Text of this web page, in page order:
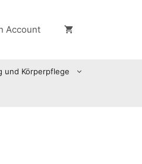
Account
und Körperpflege